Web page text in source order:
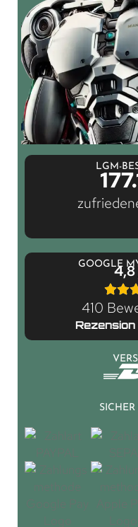
LGM-
GOOGLE4,8
410